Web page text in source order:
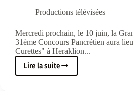
Productions télévisées
Mercredi prochain, le 10 juin, la
31ème Concours Pancrétien aura
Curettes" à Heraklion...
Lire la suite
Le
31e